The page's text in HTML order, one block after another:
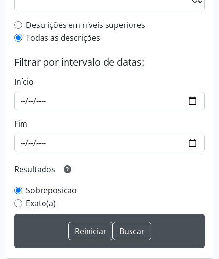
Filtro de descrição de nível superior
Descrições em níveis superiores
Todas as descrições
Filtrar por intervalo de datas:
Início
Fim
Resultados
Sobreposição
Exato(a)